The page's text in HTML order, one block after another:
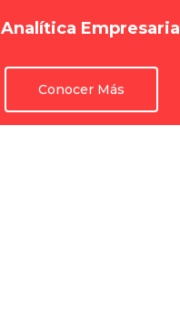
Analítica Empresarial
Conocer Más